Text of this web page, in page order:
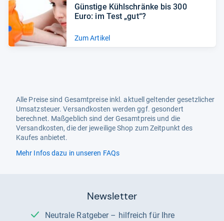
Güns­tige Kühl­schränke bis 300
Euro: im Test „gut“?
Zum Artikel
Alle Preise sind Gesamtpreise inkl. aktuell geltender gesetzlicher
Umsatzsteuer. Versandkosten werden ggf. gesondert
berechnet. Maßgeblich sind der Gesamtpreis und die
Versandkosten, die der jeweilige Shop zum Zeitpunkt des
Kaufes anbietet.
Mehr Infos dazu in unseren FAQs
Newsletter
Neutrale Ratgeber – hilfreich für Ihre